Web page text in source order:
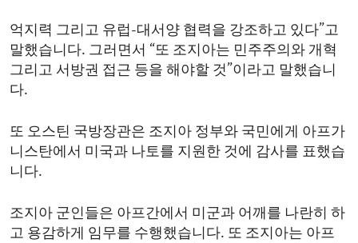
억지력 그리고 유럽-대서양 협력을 강조하고 있다”고
말했습니다. 그러면서 “또 조지아는 민주주의와 개혁
그리고 서방권 접근 등을 해야할 것”이라고 말했습니
다.
또 오스틴 국방장관은 조지아 정부와 국민에게 아프가
니스탄에서 미국과 나토를 지원한 것에 감사를 표했습
니다.
조지아 군인들은 아프간에서 미군과 어깨를 나란히 하
고 용감하게 임무를 수행했습니다. 또 조지아는 아프